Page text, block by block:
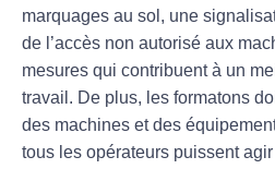
marquages au sol, une
de l’accès non autorisé aux
mesures qui contribuent à un
travail. De plus, les formatons
des machines et des
tous les opérateurs puissent